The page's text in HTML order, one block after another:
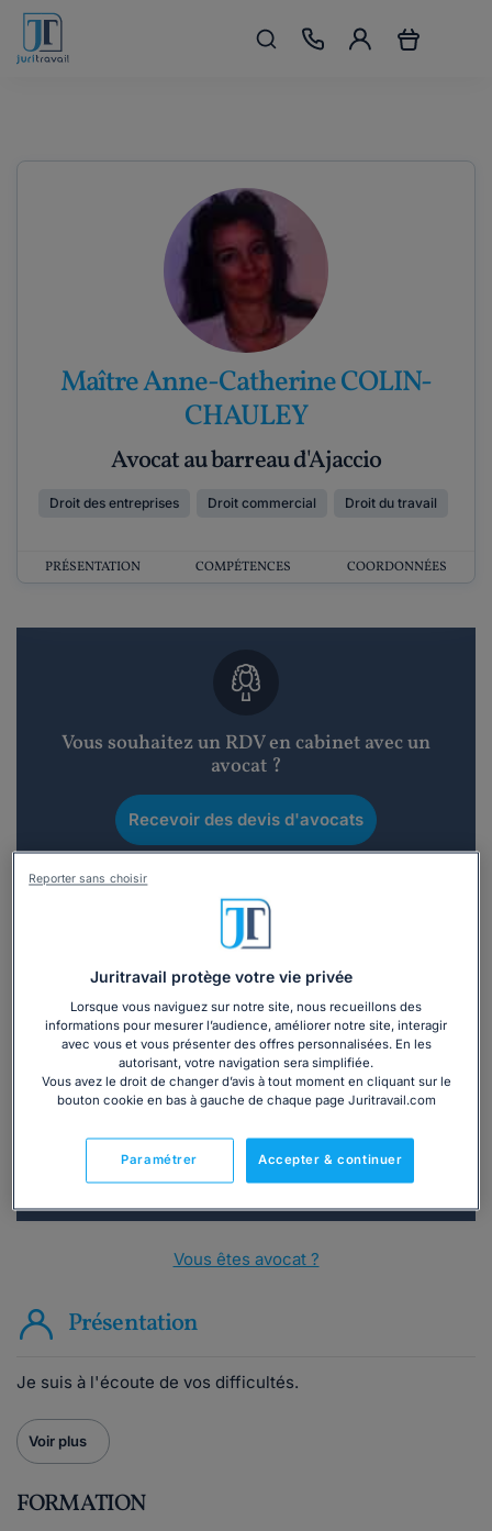
Maître Anne-Catherine COLIN-
CHAULEY
Avocat au barreau d'Ajaccio
Droit des entreprises Droit commercial Droit du travail
PRÉSENTATION COMPÉTENCES COORDONNÉES
Vous souhaitez un RDV en cabinet avec un
avocat ?
Recevoir des devis d'avocats
Vous souhaitez une consultation par
téléphone ?
Consulter immédiatement
ou appelez le01 75 75 42 33 (8h à 21h du lundi au
Vous êtes avocat ?
Présentation
Je suis à l'écoute de vos difficultés.
Voir plus
FORMATION
Juritravail protège votre vie privée
Lorsque vous naviguez sur notre site, nous recueillons des
informations pour mesurer l’audience, améliorer notre site, interagir
avec vous et vous présenter des offres personnalisées. En les
autorisant, votre navigation sera simplifiée.
Vous avez le droit de changer d’avis à tout moment en cliquant sur le
bouton cookie en bas à gauche de chaque page Juritravail.com
Accepter & continuer
Paramétrer
Reporter sans choisir